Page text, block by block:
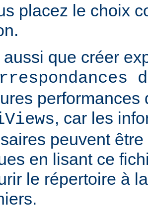
placez le choix
aussi que créer
performances
, car les
peuvent
en lisant ce
le répertoire à